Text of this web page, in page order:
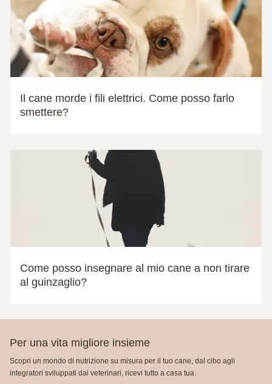
Il cane morde i fili elettrici. Come posso farlo
smettere?
Come posso insegnare al mio cane a non tirare
al guinzaglio?
Per una vita migliore insieme
Scopri un mondo di nutrizione su misura per il tuo cane, dal cibo agli
integratori sviluppati dai veterinari, ricevi tutto a casa tua.